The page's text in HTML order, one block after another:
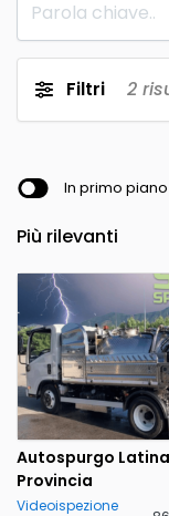
Filtri 2
In primo piano
Autospurgo
Provincia
Videoispezione